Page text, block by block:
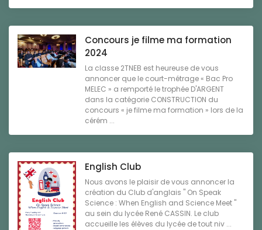
Concours je filme ma formation
2024
La classe 2TNEB est heureuse de vous
annoncer que le court-métrage « Bac Pro
MELEC » a remporté le trophée D'ARGENT
dans la catégorie CONSTRUCTION du
concours « je filme ma formation » lors de la
cérém ...
English Club
Nous avons le plaisir de vous annoncer la
création du Club d'anglais " On Speak
Science : When English and Science Meet "
au sein du lycée René CASSIN. Le club
accueille les élèves du lycée de tout niv ...